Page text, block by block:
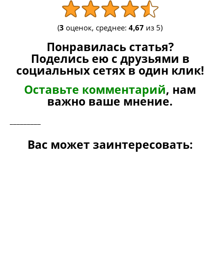
(3 оценок, среднее: 4,67 из 5)
Понравилась статья?
Поделись ею с друзьями в
социальных сетях в один клик!
Оставьте комментарий, нам
важно ваше мнение.
Вас может заинтересовать: